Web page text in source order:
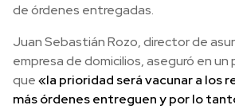
de órdenes entregadas.
Juan Sebastián Rozo, director de
empresa de domicilios, aseguró en un
que«la prioridad será vacunar a los
más órdenes entreguen y por lo